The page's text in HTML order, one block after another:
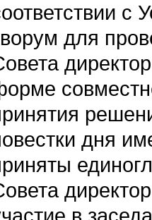
с
для
дня